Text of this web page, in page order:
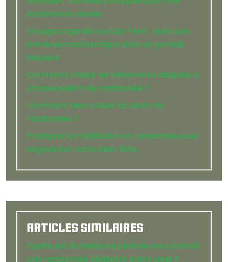
expérience réussie
Voyage organisé au Cap-Vert : vivez une
immersion authentique dans un paradis
insulaire
Comment choisir les vêtements adaptés à
chaque saison de randonnée ?
Comment bien choisir sa tente de
randonnée ?
Pratiquez la méditation en randonnée pour
augmenter votre bien-être
ARTICLES SIMILAIRES
Quelle est la meilleure période pour prévoir
une randonnée pédestre entre amis ?